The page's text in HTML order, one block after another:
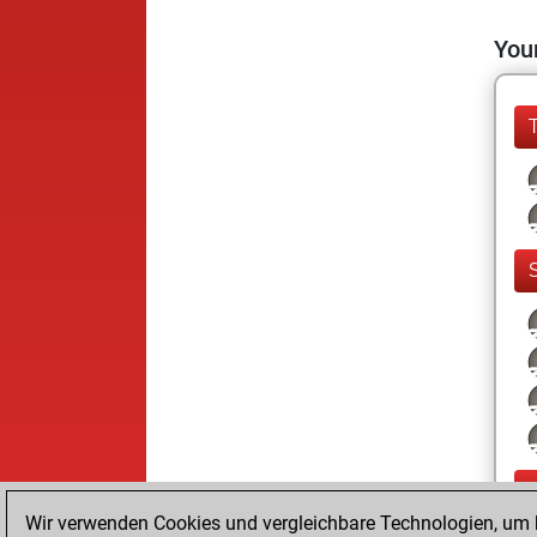
Wir verwenden Cookies und vergleichbare Technologien,